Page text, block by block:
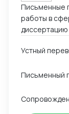
Письменные
работы в
тематик